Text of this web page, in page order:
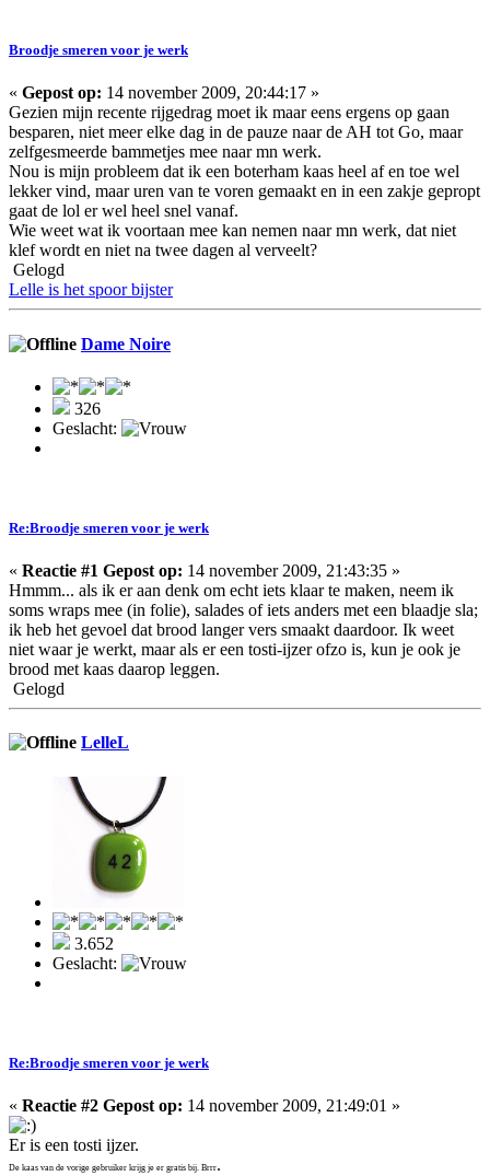
Broodje smeren voor je werk
« Gepost op: 14 november 2009, 20:44:17 »
Gezien mijn recente rijgedrag moet ik maar eens ergens op gaan
besparen, niet meer elke dag in de pauze naar de AH tot Go, maar
zelfgesmeerde bammetjes mee naar mn werk.
Nou is mijn probleem dat ik een boterham kaas heel af en toe wel
lekker vind, maar uren van te voren gemaakt en in een zakje gepropt
gaat de lol er wel heel snel vanaf.
Wie weet wat ik voortaan mee kan nemen naar mn werk, dat niet
klef wordt en niet na twee dagen al verveelt?
Gelogd
Lelle is het spoor bijster
Dame Noire
326
Geslacht:
Re:Broodje smeren voor je werk
« Reactie #1 Gepost op: 14 november 2009, 21:43:35 »
Hmmm... als ik er aan denk om echt iets klaar te maken, neem ik
soms wraps mee (in folie), salades of iets anders met een blaadje sla;
ik heb het gevoel dat brood langer vers smaakt daardoor. Ik weet
niet waar je werkt, maar als er een tosti-ijzer ofzo is, kun je ook je
brood met kaas daarop leggen.
Gelogd
LelleL
3.652
Geslacht:
Re:Broodje smeren voor je werk
« Reactie #2 Gepost op: 14 november 2009, 21:49:01 »
Er is een tosti ijzer.
De kaas van de vorige gebruiker krijg je er gratis bij. Brrr.